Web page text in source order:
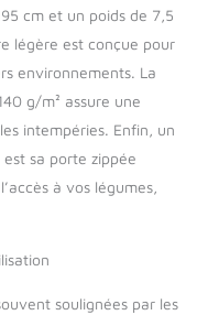
vos plantes
contre le froid, la
pluie, les insectes,
etc. BÂCHE
DENSITÉ :
bâche en
polyéthylène
imperméable anti-
UV haute densité
maintien au
à la structure
cm et un poids de 7,5
légère est conçue pour
environnements. La
g/m² assure une
intempéries. Enfin, un
sa porte zippée
à vos légumes,
soulignées par les